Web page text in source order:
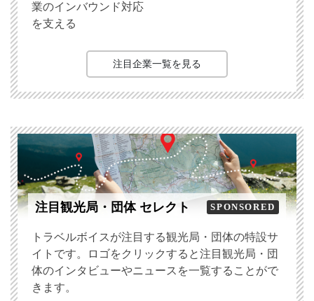
業のインバウンド対応
を支える
注目企業一覧を見る
注目観光局・団体 セレクト SPONSORED
トラベルボイスが注目する観光局・団体の特設サ
イトです。ロゴをクリックすると注目観光局・団
体のインタビューやニュースを一覧することがで
きます。